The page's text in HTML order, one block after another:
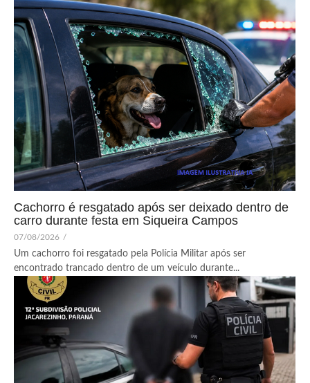
Cachorro é resgatado após ser deixado dentro de
carro durante festa em Siqueira Campos
07/08/2026 /
Um cachorro foi resgatado pela Polícia Militar após ser
encontrado trancado dentro de um veículo durante...